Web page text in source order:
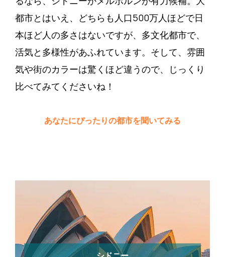
都市とはいえ、どちらも人口500万人ほどで日
本ほど人の多さはないですが、多文化都市で、
活気と多様性があふれています。そして、雰囲
気や街のカラーは驚くほど違うので、じっくり
比べてみてくださいね！
あなたにぴったりの都市を聞いてみる